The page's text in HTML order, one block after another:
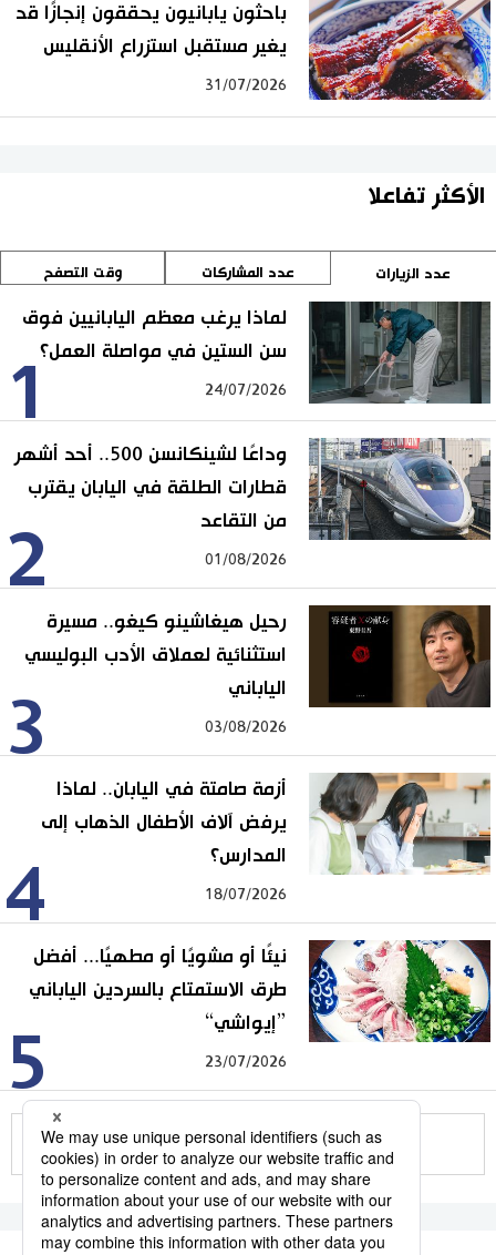
باحثون يابانيون يحققون إنجازًا قد
يغير مستقبل استزراع الأنقليس
31/07/2026
الأكثر تفاعلا
عدد الزيارات عدد المشاركات وقت التصفح
1
لماذا يرغب معظم اليابانيين فوق
سن الستين في مواصلة العمل؟
24/07/2026
2
وداعًا لشينكانسن 500.. أحد أشهر
قطارات الطلقة في اليابان يقترب
من التقاعد
01/08/2026
3
رحيل هيغاشينو كيغو.. مسيرة
استثنائية لعملاق الأدب البوليسي
الياباني
03/08/2026
4
أزمة صامتة في اليابان.. لماذا
يرفض آلاف الأطفال الذهاب إلى
المدارس؟
18/07/2026
5
نيئًا أو مشويًا أو مطهيًا... أفضل
طرق الاستمتاع بالسردين الياباني
”إيواشي“
23/07/2026
للمزيد